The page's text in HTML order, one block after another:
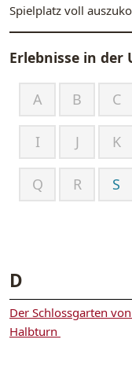
Spielplatz voll
Erlebnisse in der
A B C
I J K
Q R S
D
Der Schlossgarten
Halbturn